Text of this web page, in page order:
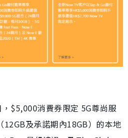
$5,000消費券限定 5G尊尚服
及承諾期內18GB）的本地